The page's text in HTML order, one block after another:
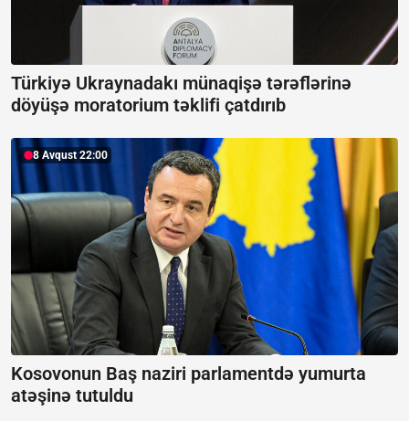
Türkiyə Ukraynadakı münaqişə tərəflərinə
döyüşə moratorium təklifi çatdırıb
8 Avqust 22:00
Kosovonun Baş naziri parlamentdə yumurta
atəşinə tutuldu